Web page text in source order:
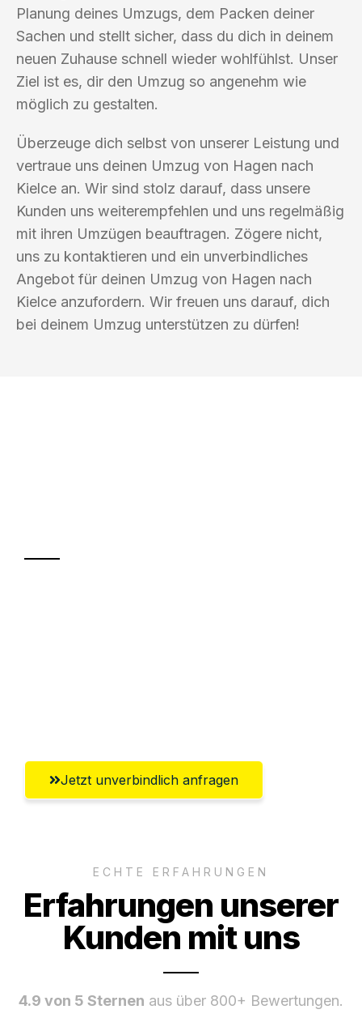
Planung deines Umzugs, dem Packen deiner
Sachen und stellt sicher, dass du dich in deinem
neuen Zuhause schnell wieder wohlfühlst. Unser
Ziel ist es, dir den Umzug so angenehm wie
möglich zu gestalten.
Überzeuge dich selbst von unserer Leistung und
vertraue uns deinen Umzug von Hagen nach
Kielce an. Wir sind stolz darauf, dass unsere
Kunden uns weiterempfehlen und uns regelmäßig
mit ihren Umzügen beauftragen. Zögere nicht,
uns zu kontaktieren und ein unverbindliches
Angebot für deinen Umzug von Hagen nach
Kielce anzufordern. Wir freuen uns darauf, dich
bei deinem Umzug unterstützen zu dürfen!
Jetzt unverbindlich anfragen
ECHTE ERFAHRUNGEN
Erfahrungen unserer
Kunden mit uns
4.9 von 5 Sternen aus über 800+ Bewertungen.